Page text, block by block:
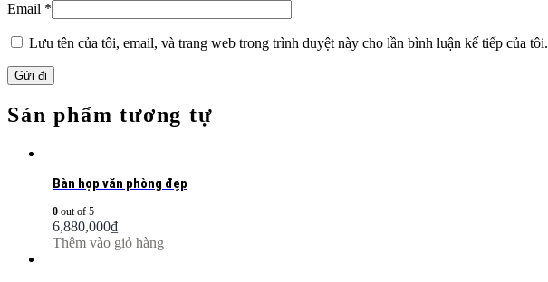
Email *
Lưu tên của tôi, email, và trang web trong trình duyệt này cho lần bình luận kế tiếp của tôi.
Sản phẩm tương tự
Bàn họp văn phòng đẹp
0 out of 5
6,880,000₫
Thêm vào giỏ hàng